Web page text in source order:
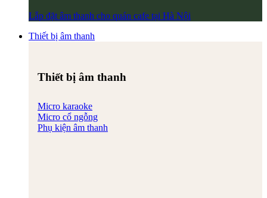
Lắp đặt âm thanh cho quán cafe tại Hà Nội
Thiết bị âm thanh
Thiết bị âm thanh
Micro karaoke
Micro cổ ngỗng
Phụ kiện âm thanh